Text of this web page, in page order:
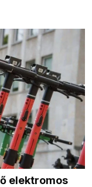
elektromos